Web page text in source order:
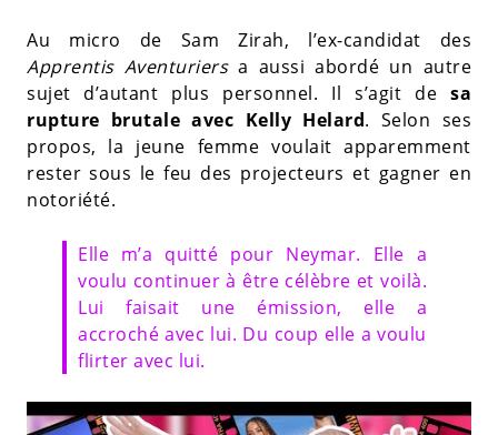
Au micro de Sam Zirah, l’ex-candidat des
Apprentis Aventuriersa aussi abordé un autre
sujet d’autant plus personnel. Il s’agit de sa
rupture brutale avec Kelly Helard. Selon ses
propos, la jeune femme voulait apparemment
rester sous le feu des projecteurs et gagner en
notoriété.
Elle m’a quitté pour Neymar. Elle a
voulu continuer à être célèbre et voilà.
Lui faisait une émission, elle a
accroché avec lui. Du coup elle a voulu
flirter avec lui.